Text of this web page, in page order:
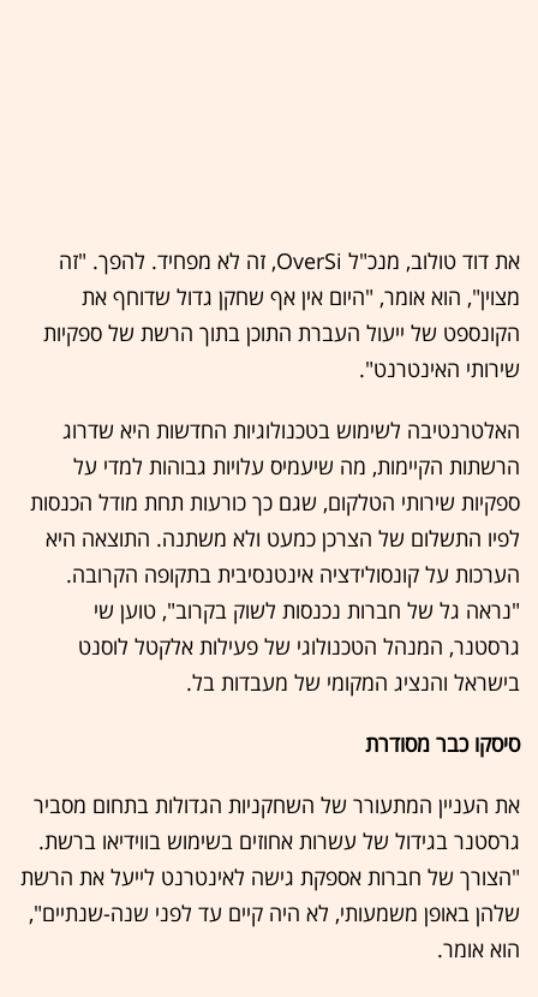
את דוד טולוב, מנכ"ל OverSi, זה לא מפחיד. להפך. "זה
מצוין", הוא אומר, "היום אין אף שחקן גדול שדוחף את
הקונספט של ייעול העברת התוכן בתוך הרשת של ספקיות
שירותי האינטרנט".
האלטרנטיבה לשימוש בטכנולוגיות החדשות היא שדרוג
הרשתות הקיימות, מה שיעמיס עלויות גבוהות למדי על
ספקיות שירותי הטלקום, שגם כך כורעות תחת מודל הכנסות
לפיו התשלום של הצרכן כמעט ולא משתנה. התוצאה היא
הערכות על קונסולידציה אינטנסיבית בתקופה הקרובה.
"נראה גל של חברות נכנסות לשוק בקרוב", טוען שי
גרסטנר, המנהל הטכנולוגי של פעילות אלקטל לוסנט
בישראל והנציג המקומי של מעבדות בל.
סיסקו כבר מסודרת
את העניין המתעורר של השחקניות הגדולות בתחום מסביר
גרסטנר בגידול של עשרות אחוזים בשימוש בווידיאו ברשת.
"הצורך של חברות אספקת גישה לאינטרנט לייעל את הרשת
שלהן באופן משמעותי, לא היה קיים עד לפני שנה-שנתיים",
הוא אומר.